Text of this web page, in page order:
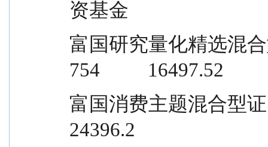
资基金
富国研究量化精选混
754          16497.52
富国消费主题混合型
24396.2